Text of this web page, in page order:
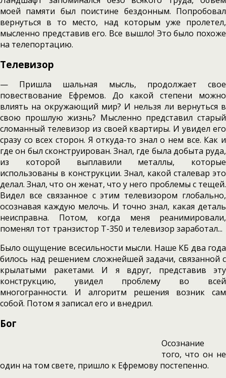
моей памяти был поистине бездонным. Попробовал
вернуться в то место, над которым уже пролетел,
мысленно представив его. Все вышло! Это было похоже
на телепортацию.
Телевизор
— Пришла шальная мысль, продолжает свое
повествование Ефремов. До какой степени можно
влиять на окружающий мир? И нельзя ли вернуться в
свою прошлую жизнь? Мысленно представил старый
сломанный телевизор из своей квартиры. И увидел его
сразу со всех сторон. Я откуда-то знал о нем все. Как и
где он был сконструирован. Знал, где была добыта руда,
из которой выплавили металлы, которые
использованы в конструкции. Знал, какой сталевар это
делал. Знал, что он женат, что у него проблемы с тещей.
Видел все связанное с этим телевизором глобально,
осознавая каждую мелочь. И точно знал, какая деталь
неисправна. Потом, когда меня реанимировали,
поменял тот транзистор Т-350 и телевизор заработал...
Было ощущение всесильности мысли. Наше КБ два года
билось над решением сложнейшей задачи, связанной с
крылатыми ракетами. И я вдруг, представив эту
конструкцию, увидел проблему во всей
многогранности. И алгоритм решения возник сам
собой. Потом я записал его и внедрил.
Бог
Осознание
того, что он не
один на том свете, пришло к Ефремову постепенно.